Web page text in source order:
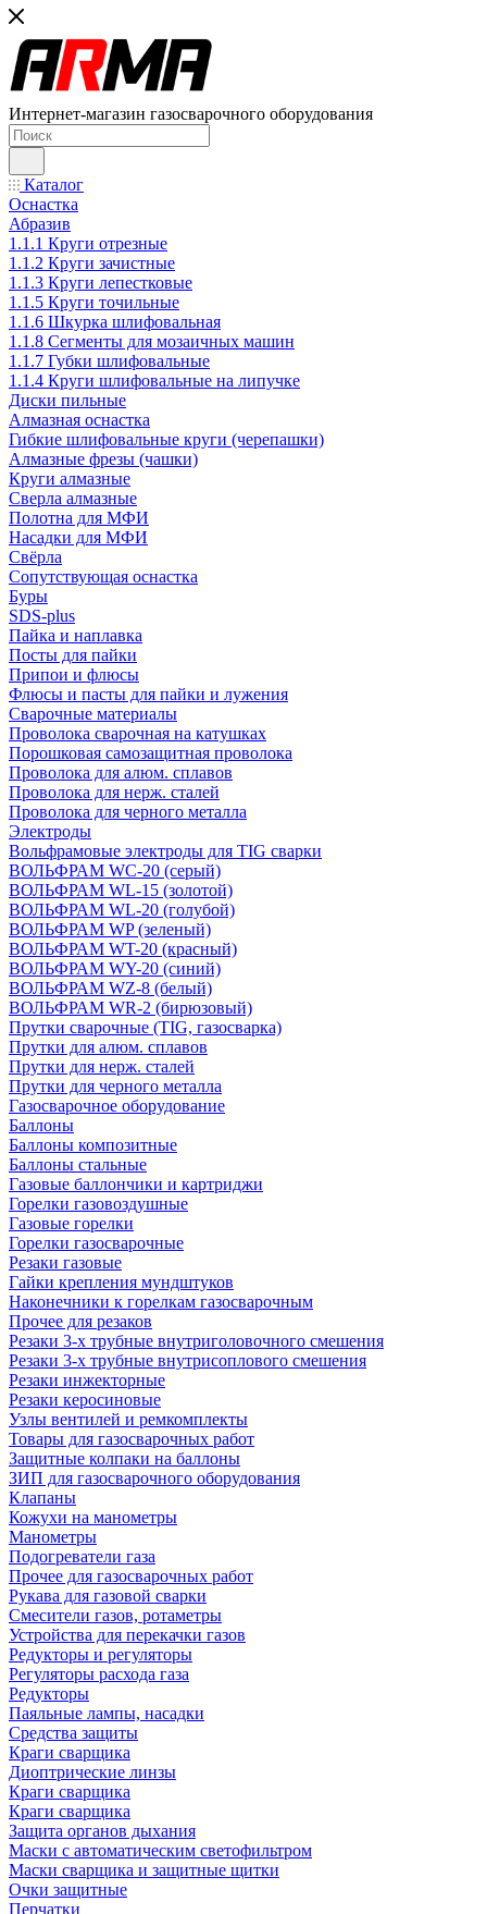
Интернет-магазин газосварочного оборудования
Каталог
Оснастка
Абразив
1.1.1 Круги отрезные
1.1.2 Круги зачистные
1.1.3 Круги лепестковые
1.1.5 Круги точильные
1.1.6 Шкурка шлифовальная
1.1.8 Сегменты для мозаичных машин
1.1.7 Губки шлифовальные
1.1.4 Круги шлифовальные на липучке
Диски пильные
Алмазная оснастка
Гибкие шлифовальные круги (черепашки)
Алмазные фрезы (чашки)
Круги алмазные
Сверла алмазные
Полотна для МФИ
Насадки для МФИ
Свёрла
Сопутствующая оснастка
Буры
SDS-plus
Пайка и наплавка
Посты для пайки
Припои и флюсы
Флюсы и пасты для пайки и лужения
Сварочные материалы
Проволока сварочная на катушках
Порошковая самозащитная проволока
Проволока для алюм. сплавов
Проволока для нерж. сталей
Проволока для черного металла
Электроды
Вольфрамовые электроды для TIG сварки
ВОЛЬФРАМ WC-20 (серый)
ВОЛЬФРАМ WL-15 (золотой)
ВОЛЬФРАМ WL-20 (голубой)
ВОЛЬФРАМ WP (зеленый)
ВОЛЬФРАМ WT-20 (красный)
ВОЛЬФРАМ WY-20 (синий)
ВОЛЬФРАМ WZ-8 (белый)
ВОЛЬФРАМ WR-2 (бирюзовый)
Прутки сварочные (TIG, газосварка)
Прутки для алюм. сплавов
Прутки для нерж. сталей
Прутки для черного металла
Газосварочное оборудование
Баллоны
Баллоны композитные
Баллоны стальные
Газовые баллончики и картриджи
Горелки газовоздушные
Газовые горелки
Горелки газосварочные
Резаки газовые
Гайки крепления мундштуков
Наконечники к горелкам газосварочным
Прочее для резаков
Резаки 3-х трубные внутриголовочного смешения
Резаки 3-х трубные внутрисоплового смешения
Резаки инжекторные
Резаки керосиновые
Узлы вентилей и ремкомплекты
Товары для газосварочных работ
Защитные колпаки на баллоны
ЗИП для газосварочного оборудования
Клапаны
Кожухи на манометры
Манометры
Подогреватели газа
Прочее для газосварочных работ
Рукава для газовой сварки
Смесители газов, ротаметры
Устройства для перекачки газов
Редукторы и регуляторы
Регуляторы расхода газа
Редукторы
Паяльные лампы, насадки
Средства защиты
Краги сварщика
Диоптрические линзы
Краги сварщика
Краги сварщика
Защита органов дыхания
Маски с автоматическим светофильтром
Маски сварщика и защитные щитки
Очки защитные
Перчатки